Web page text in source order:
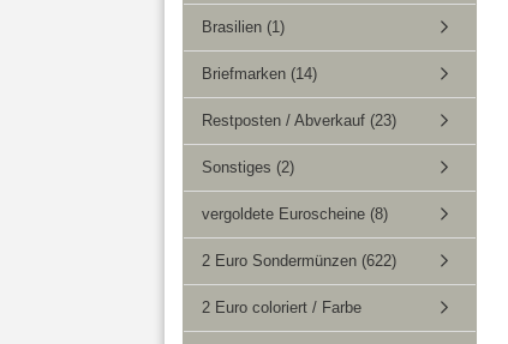
Brasilien (1)
Briefmarken (14)
Restposten / Abverkauf (23)
Sonstiges (2)
vergoldete Euroscheine (8)
2 Euro Sondermünzen (622)
2 Euro coloriert / Farbe